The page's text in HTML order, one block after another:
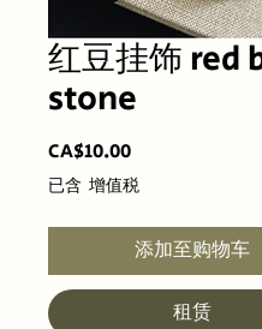
红豆挂饰 red
stone
CA$10.00價
格
已含 增值税
添加至购物车
租赁